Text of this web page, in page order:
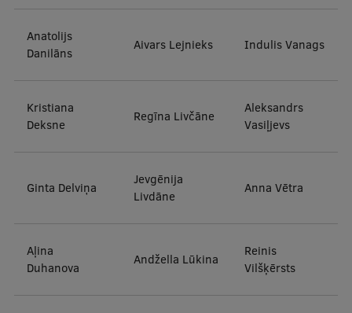
Anatolijs
Danilāns
Aivars Lejnieks Indulis Vanags
Kristiana
Deksne
Regīna Livčāne
Aleksandrs
Vasiļjevs
Ginta Delviņa
Jevgēnija
Livdāne
Anna Vētra
Aļina
Duhanova
Andžella Lūkina
Reinis
Vilšķērsts